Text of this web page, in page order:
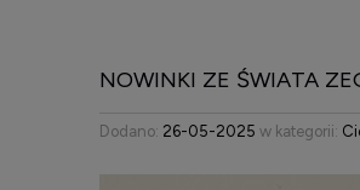
NOWINKI ZE ŚWIATA
Dodano: 26-05-2025 w kategorii: